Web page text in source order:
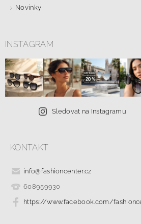
Novinky
INSTAGRAM
Sledovat na Instagramu
KONTAKT
info@fashioncenter.cz
608959930
https://www.facebook.com/